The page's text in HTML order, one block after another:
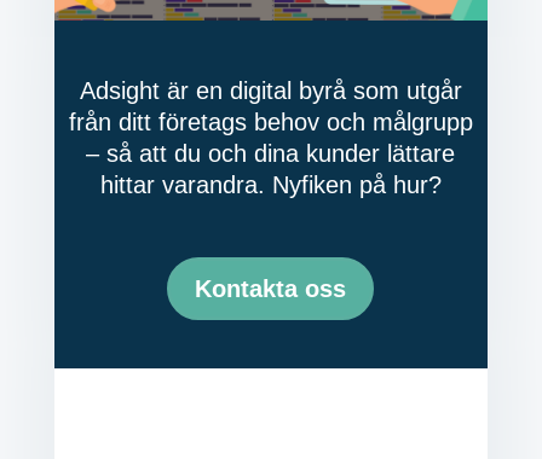
Adsight är en digital byrå som utgår
från ditt företags behov och målgrupp
– så att du och dina kunder lättare
hittar varandra. Nyfiken på hur?
Kontakta oss